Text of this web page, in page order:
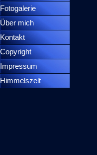
Fotogalerie
Über mich
Kontakt
Copyright
Impressum
Himmelszelt